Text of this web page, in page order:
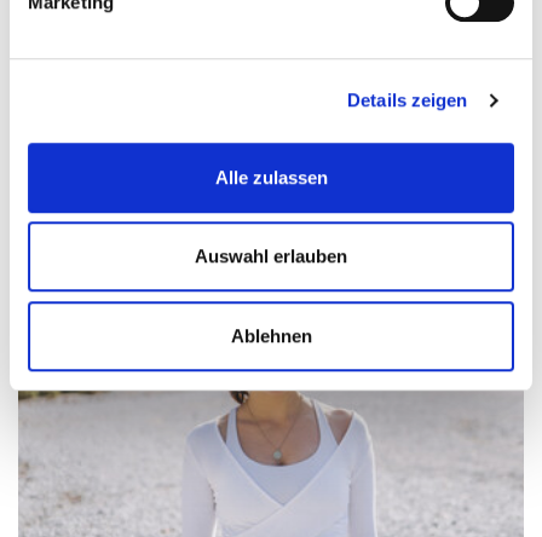
Details zeigen
Alle zulassen
Auswahl erlauben
Ablehnen
evidenzbasierter Wirkung findest du